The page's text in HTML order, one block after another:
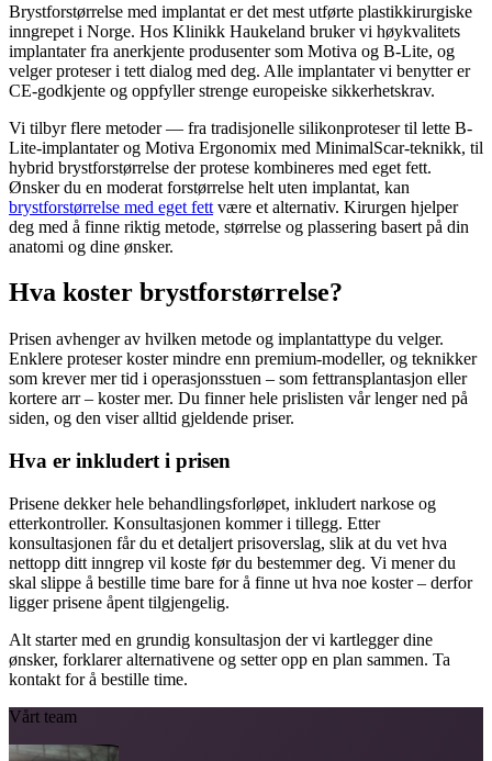
Brystforstørrelse med implantat er det mest utførte plastikkirurgiske
inngrepet i Norge. Hos Klinikk Haukeland bruker vi høykvalitets
implantater fra anerkjente produsenter som Motiva og B-Lite, og
velger proteser i tett dialog med deg. Alle implantater vi benytter er
CE-godkjente og oppfyller strenge europeiske sikkerhetskrav.
Vi tilbyr flere metoder — fra tradisjonelle silikonproteser til lette B-
Lite-implantater og Motiva Ergonomix med MinimalScar-teknikk, til
hybrid brystforstørrelse der protese kombineres med eget fett.
Ønsker du en moderat forstørrelse helt uten implantat, kan
brystforstørrelse med eget fett være et alternativ. Kirurgen hjelper
deg med å finne riktig metode, størrelse og plassering basert på din
anatomi og dine ønsker.
Hva koster brystforstørrelse?
Prisen avhenger av hvilken metode og implantattype du velger.
Enklere proteser koster mindre enn premium-modeller, og teknikker
som krever mer tid i operasjonsstuen – som fettransplantasjon eller
kortere arr – koster mer. Du finner hele prislisten vår lenger ned på
siden, og den viser alltid gjeldende priser.
Hva er inkludert i prisen
Prisene dekker hele behandlingsforløpet, inkludert narkose og
etterkontroller. Konsultasjonen kommer i tillegg. Etter
konsultasjonen får du et detaljert prisoverslag, slik at du vet hva
nettopp ditt inngrep vil koste før du bestemmer deg. Vi mener du
skal slippe å bestille time bare for å finne ut hva noe koster – derfor
ligger prisene åpent tilgjengelig.
Alt starter med en grundig konsultasjon der vi kartlegger dine
ønsker, forklarer alternativene og setter opp en plan sammen. Ta
kontakt for å bestille time.
Vårt team